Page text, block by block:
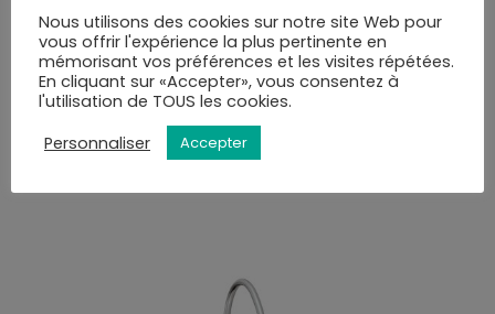
Vous pourrez choisir le mode de livraison au moment
de la validation du panier.
VOUS AIMEREZ PEUT-ÊTRE AUSSI…
Nous utilisons des cookies sur notre site Web pour
vous offrir l'expérience la plus pertinente en
mémorisant vos préférences et les visites répétées.
En cliquant sur «Accepter», vous consentez à
l'utilisation de TOUS les cookies.
Personnaliser
Accepter